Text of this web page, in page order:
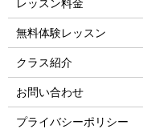
レッスン料金
無料体験レッスン
クラス紹介
お問い合わせ
プライバシーポリシー